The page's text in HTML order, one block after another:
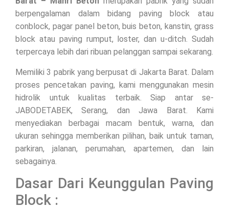
berpengalaman dalam bidang paving block atau
conblock, pagar panel beton, buis beton, kanstin, grass
block atau paving rumput, loster, dan u-ditch. Sudah
terpercaya lebih dari ribuan pelanggan sampai sekarang.
Memiliki 3 pabrik yang berpusat di Jakarta Barat. Dalam
proses pencetakan paving, kami menggunakan mesin
hidrolik untuk kualitas terbaik. Siap antar se-
JABODETABEK, Serang, dan Jawa Barat. Kami
menyediakan berbagai macam bentuk, warna, dan
ukuran sehingga memberikan pilihan, baik untuk taman,
parkiran, jalanan, perumahan, apartemen, dan lain
sebagainya.
Dasar Dari Keunggulan Paving
Block :